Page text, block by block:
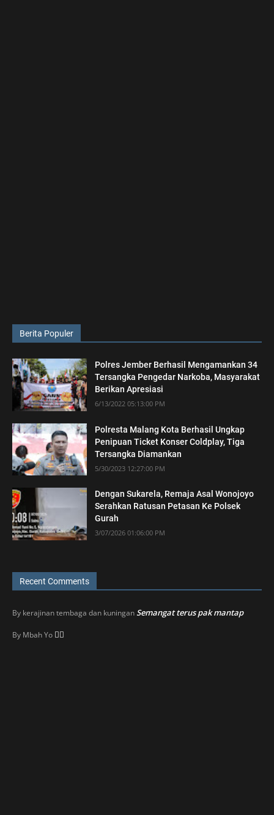
Berita Populer
Polres Jember Berhasil Mengamankan 34
Tersangka Pengedar Narkoba, Masyarakat
Berikan Apresiasi
6/13/2022 05:13:00 PM
Polresta Malang Kota Berhasil Ungkap
Penipuan Ticket Konser Coldplay, Tiga
Tersangka Diamankan
5/30/2023 12:27:00 PM
Dengan Sukarela, Remaja Asal Wonojoyo
Serahkan Ratusan Petasan Ke Polsek
Gurah
3/07/2026 01:06:00 PM
Recent Comments
By kerajinan tembaga dan kuninganSemangat terus pak mantap
By Mbah Yo 👍🏼